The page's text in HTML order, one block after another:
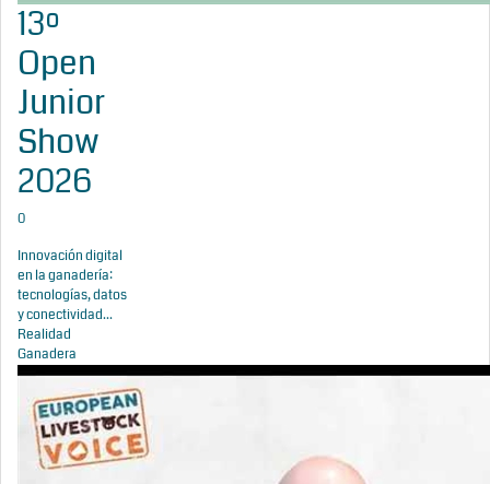
13º
Open
Junior
Show
2026
0
Innovación digital
en la ganadería:
tecnologías, datos
y conectividad...
Realidad
Ganadera